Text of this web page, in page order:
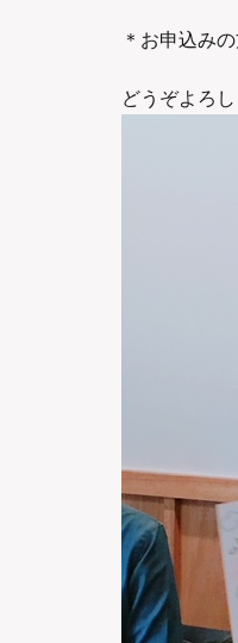
＊お申込み
どうぞよろ